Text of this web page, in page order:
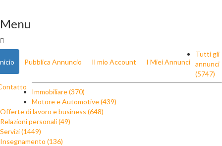
Menu
Pubblica Annuncio Il mio Account I Miei Annunci
Tutti gli
annunci
(5747)
Immobiliare (370)
Motore e Automotive (439)
Offerte di lavoro e business (648)
Relazioni personali (49)
Servizi (1449)
Insegnamento (136)